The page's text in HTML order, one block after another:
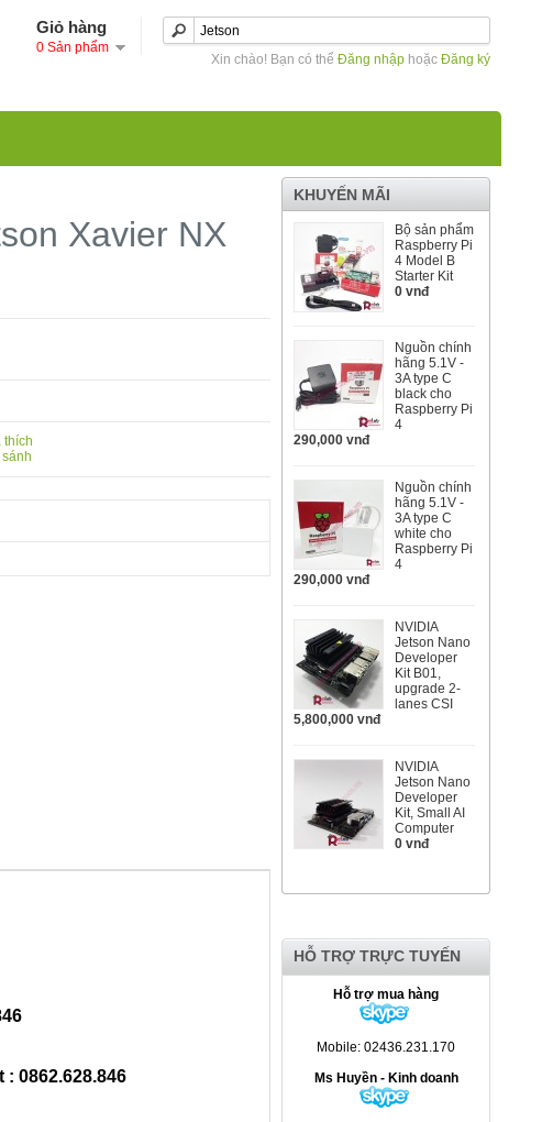
Giỏ hàng
0 Sản phẩm
Xin chào! Bạn có thể Đăng nhập hoặc Đăng ký
KHUYẾN MÃI
Bộ sản phẩm
Raspberry Pi
4 Model B
Starter Kit
0 vnđ
Nguồn chính
hãng 5.1V -
3A type C
black cho
Raspberry Pi
4
290,000 vnđ
Nguồn chính
hãng 5.1V -
3A type C
white cho
Raspberry Pi
4
290,000 vnđ
NVIDIA
Jetson Nano
Developer
Kit B01,
upgrade 2-
lanes CSI
5,800,000 vnđ
NVIDIA
Jetson Nano
Developer
Kit, Small AI
Computer
0 vnđ
HỖ TRỢ TRỰC TUYẾN
Hỗ trợ mua hàng
Mobile: 02436.231.170
Ms Huyền - Kinh doanh
Xavier NX
thích
0862.628.846